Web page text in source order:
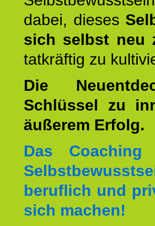
dabei, dieses
sich selbst neu
tatkräftig zu
Die
Schlüssel zu
äußerem Erfolg.
Das
beruflich und
sich machen!